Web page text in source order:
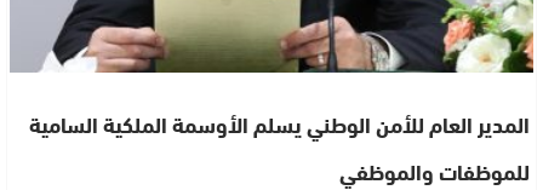
المدير العام للأمن الوطني يسلم الأوسمة الملكية السامية
للموظفات والموظفي